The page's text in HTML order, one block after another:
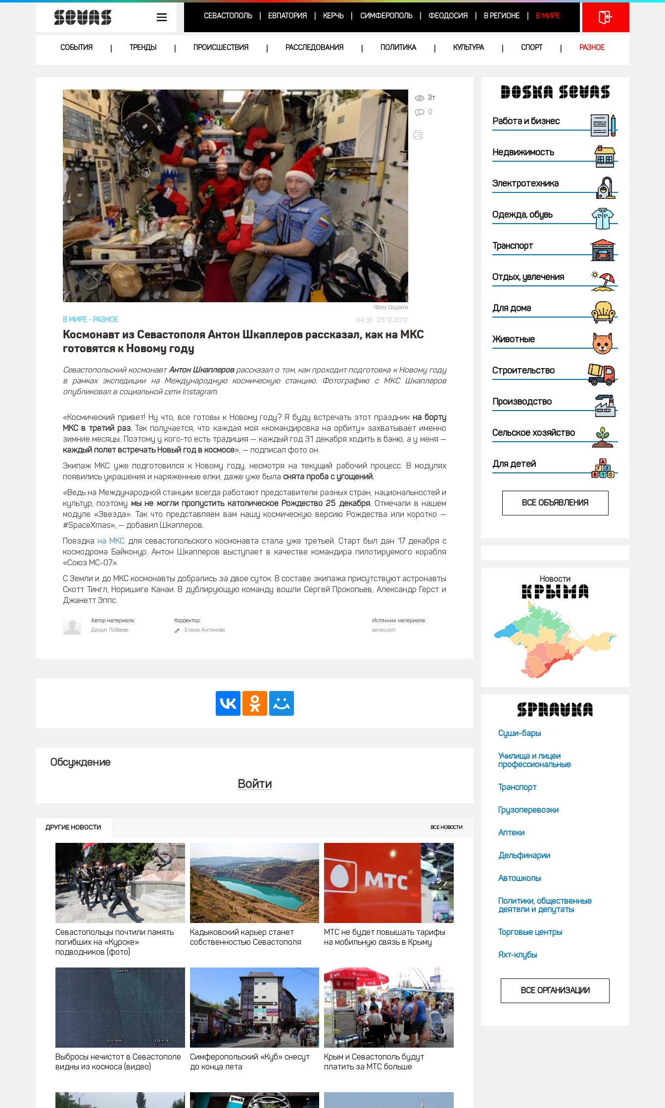
СЕВАСТОПОЛЬ ЕВПАТОРИЯ КЕРЧЬ СИМФЕРОПОЛЬ ФЕОДОСИЯ В РЕГИОНЕ В МИРЕ
СОБЫТИЯ ТРЕНДЫ ПРОИСШЕСТВИЯ РАССЛЕДОВАНИЯ ПОЛИТИКА КУЛЬТУРА СПОРТ РАЗНОЕ
Фото: Соцсети
04:55 29.12.2017
В МИРЕ - РАЗНОЕ
3т
0
Космонавт из Севастополя Антон Шкаплеров рассказал, как на МКС
готовятся к Новому году
Севастопольский космонавтАнтон Шкаплероврассказал о том, как проходит подготовка к Новому году
в рамках экспедиции на Международную космическую станцию. Фотографию с МКС Шкаплеров
опубликовал в социальной сети Instagram.
«Космический привет! Ну что, все готовы к Новому году? Я буду встречать этот праздник на борту
МКС в третий раз. Так получается, что каждая моя «командировка на орбиту» захватывает именно
зимние месяцы. Поэтому у кого-то есть традиция — каждый год 31 декабря ходить в баню, а у меня —
каждый полет встречать Новый год в космосе», — подписал фото он.
Экипаж МКС уже подготовился к Новому году, несмотря на текущий рабочий процесс. В модулях
появились украшения и наряженные елки, даже уже была снята проба с угощений.
«Ведь на Международной станции всегда работают представители разных стран, национальностей и
культур, поэтому мы не могли пропустить католическое Рождество 25 декабря.Отмечали в нашем
модуле «Звезда». Так что представляем вам нашу космическую версию Рождества или коротко —
#SpaceXmas», — добавил Шкаплеров.
Поездкана МКС для севастопольского космонавта стала уже третьей. Старт был дан 17 декабря с
космодрома Байконур. Антон Шкаплеров выступает в качестве командира пилотируемого корабля
«Союз МС-07».
С Земли и до МКС космонавты добрались за двое суток. В составе экипажа присутствуют астронавты
Скотт Тингл, Норишиге Канаи. В дублирующую команду вошли Сергей Прокопьев, Александр Герст и
Джанетт Эппс.
Автор материала:
Дарья Лобеева
Корректор:
Елена Антонова
Источник материала:
sevas.com
Обсуждение
Войти
Севастопольцы почтили память
погибших на «Курске»
подводников (фото)
Кадыковский карьер станет
собственностью Севастополя
МТС не будет повышать тарифы
на мобильную связь в Крыму
Выбросы нечистот в Севастополе
видны из космоса (видео)
Симферопольский «Куб» снесут
до конца лета
Крым и Севастополь будут
платить за МТС больше
ДРУГИЕ НОВОСТИ ВСЕ НОВОСТИ
Работа и бизнес
Недвижимость
Электротехника
Одежда, обувь
Транспорт
Отдых, увлечения
Для дома
Животные
Строительство
Производство
Сельское хозяйство
Для детей
ВСЕ ОБЪЯВЛЕНИЯ
Новости
Суши-бары
Училища и лицеи
профессиональные
Транспорт
Грузоперевозки
Аптеки
Дельфинарии
Автошколы
Политики, общественные
деятели и депутаты
Торговые центры
Яхт-клубы
ВСЕ ОРГАНИЗАЦИИ